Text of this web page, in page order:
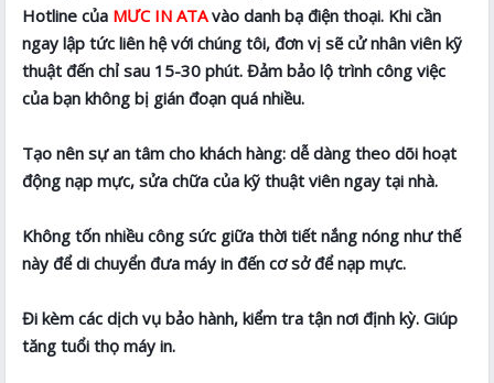
Hotline của MƯC IN ATAvào danh bạ điện thoại. Khi cần
ngay lập tức liên hệ với chúng tôi, đơn vị sẽ cử nhân viên kỹ
thuật đến chỉ sau 15-30 phút. Đảm bảo lộ trình công việc
của bạn không bị gián đoạn quá nhiều.
Tạo nên sự an tâm cho khách hàng: dễ dàng theo dõi hoạt
động nạp mực, sửa chữa của kỹ thuật viên ngay tại nhà.
Không tốn nhiều công sức giữa thời tiết nắng nóng như thế
này để di chuyển đưa máy in đến cơ sở để nạp mực.
Đi kèm các dịch vụ bảo hành, kiểm tra tận nơi định kỳ. Giúp
tăng tuổi thọ máy in.